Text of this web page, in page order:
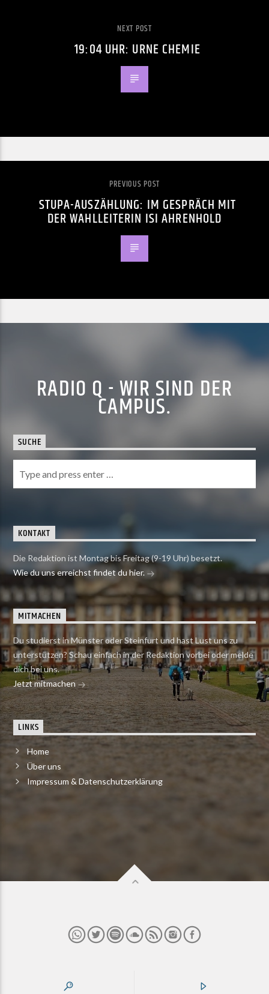
NEXT POST
19:04 UHR: URNE CHEMIE
PREVIOUS POST
STUPA-AUSZÄHLUNG: IM GESPRÄCH MIT
DER WAHLLEITERIN ISI AHRENHOLD
RADIO Q - WIR SIND DER
CAMPUS.
SUCHE
KONTAKT
Die Redaktion ist Montag bis Freitag (9-19 Uhr) besetzt.
Wie du uns erreichst findet du hier.
MITMACHEN
Du studierst in Münster oder Steinfurt und hast Lust uns zu
unterstützen? Schau einfach in der Redaktion vorbei oder melde
dich bei uns.
Jetzt mitmachen
LINKS
Home
Über uns
Impressum & Datenschutzerklärung